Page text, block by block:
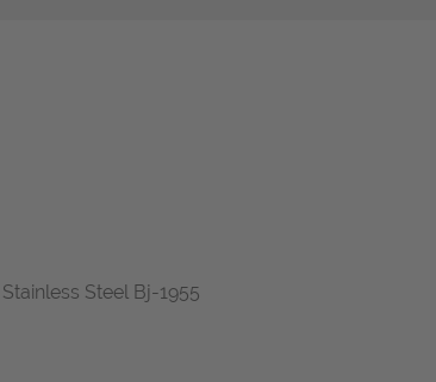
Steel Bj-1955